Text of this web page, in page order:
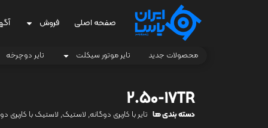
صفحه اصلی فروش
محصولات جدید تایر موتور سیکلت تایر دوچرخه
2.50-17TR
دسته بندی ها تایر با کاربری دوگانه, لاستیک, لاستیک با کاربری